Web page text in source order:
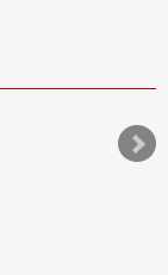
나, 대리전의 역..
력 직후, 러시아..
년까지 공..
토니아, 네덜란..
주고받아…민간 ..